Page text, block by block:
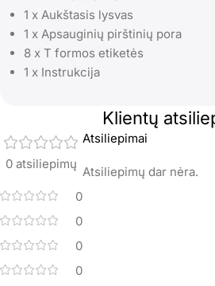
1 x Aukštasis lysvas
1 x Apsauginių pirštinių pora
8 x T formos etiketės
1 x Instrukcija
Klientų
0 atsiliepimų
0
0
0
0
Atsiliepimai
Atsiliepimų dar nėra.